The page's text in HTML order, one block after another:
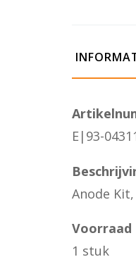
E|93-
Anode
Voorraad
1 stuk